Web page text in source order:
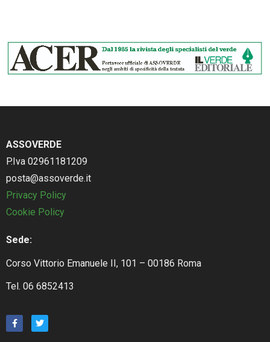
ASSOVERDE
P.Iva 02961181209
posta@assoverde.it
Privacy Policy
Cookie Policy
Sede:
Corso Vittorio Emanuele II, 101 – 00186 Roma
Tel. 06 6852413